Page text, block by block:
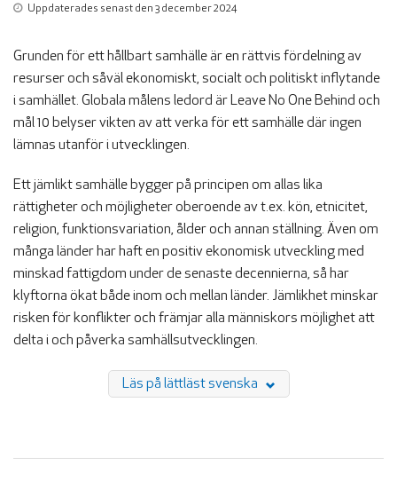
BLIR VÄRLDEN BÄTTRE?
Uppdaterades senast den 3 december 2024
Grunden för ett hållbart samhälle är en rättvis fördelning av
resurser och såväl ekonomiskt, socialt och politiskt inflytande
i samhället. Globala målens ledord är Leave No One Behind och
mål 10 belyser vikten av att verka för ett samhälle där ingen
lämnas utanför i utvecklingen.
Ett jämlikt samhälle bygger på principen om allas lika
rättigheter och möjligheter oberoende av t.ex. kön, etnicitet,
religion, funktionsvariation, ålder och annan ställning. Även om
många länder har haft en positiv ekonomisk utveckling med
minskad fattigdom under de senaste decennierna, så har
klyftorna ökat både inom och mellan länder. Jämlikhet minskar
risken för konflikter och främjar alla människors möjlighet att
delta i och påverka samhällsutvecklingen.
Läs på lättläst svenska